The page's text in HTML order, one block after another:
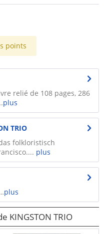
points
relié de 108 pages, 286
plus
TRIO
folkloristisch
plus
plus
KINGSTON TRIO